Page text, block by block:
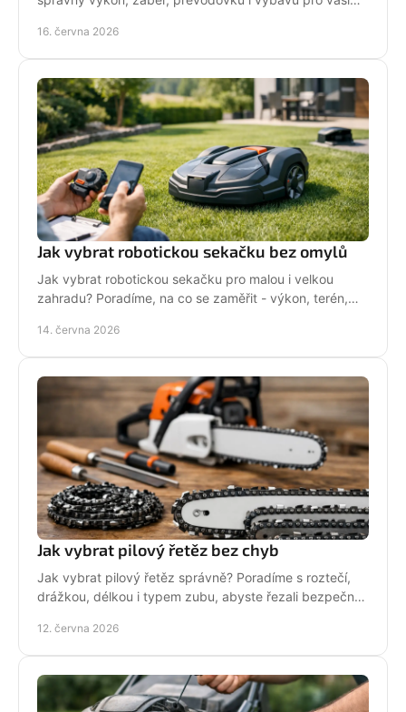
16. června 2026
Jak vybrat robotickou sekačku bez omylů
Jak vybrat robotickou sekačku pro malou i velkou
zahradu? Poradíme, na co se zaměřit - výkon, terén,
14. června 2026
Jak vybrat pilový řetěz bez chyb
Jak vybrat pilový řetěz správně? Poradíme s roztečí,
drážkou, délkou i typem zubu, abyste řezali bezpečně,
12. června 2026